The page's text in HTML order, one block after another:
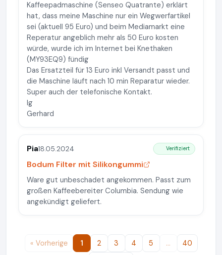
Kaffeepadmaschine (Senseo Quatrante) erklärt
hat, dass meine Maschine nur ein Wegwerfartikel
sei (aktuell 95 Euro) und beim Mediamarkt eine
Reperatur angeblich mehr als 50 Euro kosten
würde, wurde ich im Internet bei Knethaken
(MY93EQ9) fündig
Das Ersatzteil für 13 Euro inkl Versandt passt und
die Maschine läuft nach 10 min Reparatur wieder.
Super auch der telefonische Kontakt.
lg
Gerhard
Pia18.05.2024 Verifiziert
Bodum Filter mit Silikongummi
Ware gut unbeschadet angekommen. Passt zum
großen Kaffeebereiter Columbia. Sendung wie
angekündigt geliefert.
« Vorherige 1 2 3 4 5 …
40